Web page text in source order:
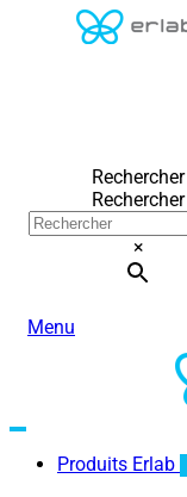
Rechercher
Rechercher
×
Menu
Produits Erlab